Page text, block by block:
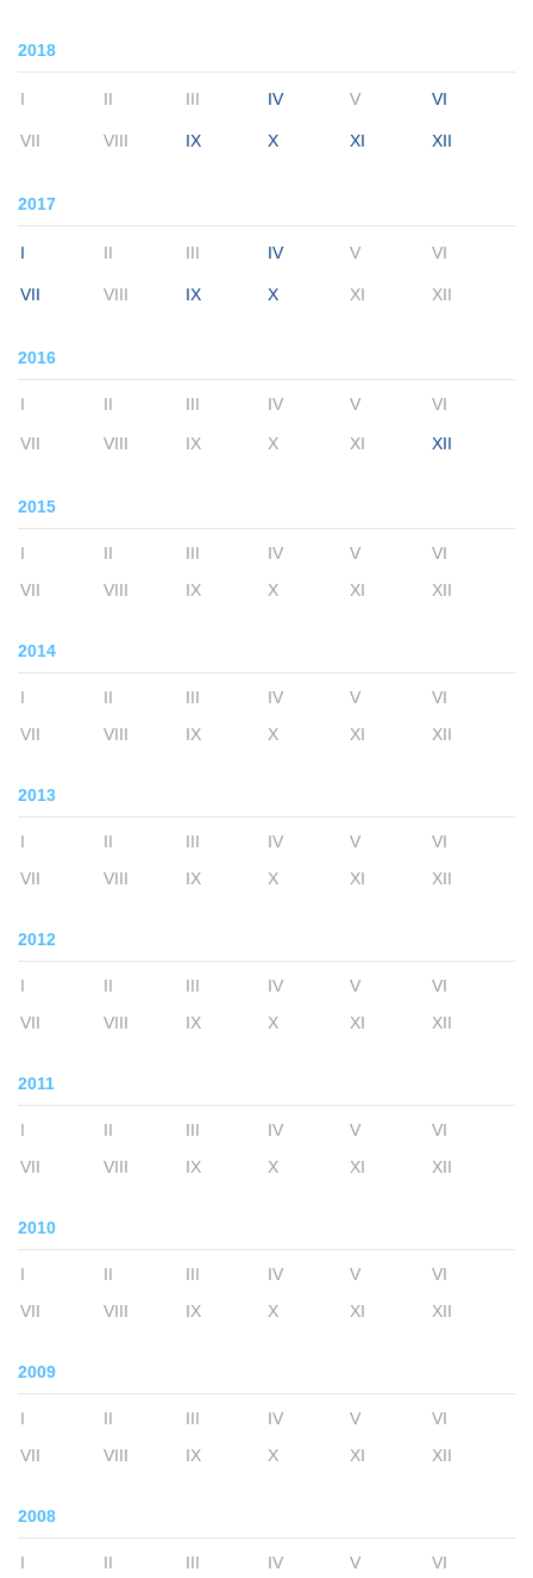
2018
I II III IV V VI
VII VIII IX X XI XII
2017
I II III IV V VI
VII VIII IX X XI XII
2016
I II III IV V VI
VII VIII IX X XI XII
2015
I II III IV V
VI
VII
VIII IX X XI XII
2014
I II III IV V
VI
VII
VIII IX X XI XII
2013
I II III IV V
VI
VII
VIII IX X XI XII
2012
I II III IV V
VI
VII
VIII IX X XI XII
2011
I II III IV V
VI
VII
VIII IX X XI XII
2010
I II III IV V
VI
VII
VIII IX X XI XII
2009
I II III IV V
VI
VII
VIII IX X XI XII
2008
I II III IV V
VI